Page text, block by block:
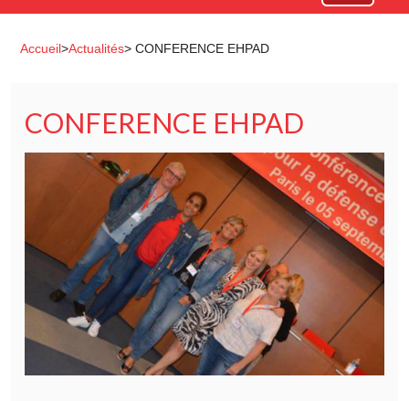
Accueil>Actualités> CONFERENCE EHPAD
CONFERENCE EHPAD